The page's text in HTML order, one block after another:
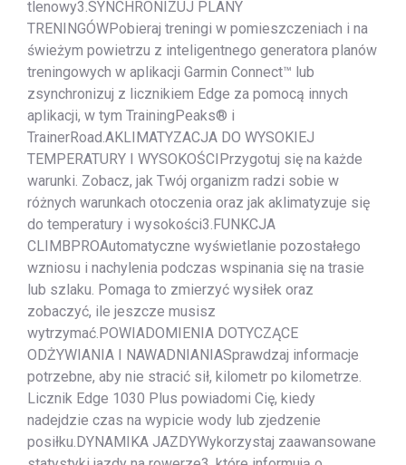
tlenowy3.SYNCHRONIZUJ PLANY
TRENINGÓWPobieraj treningi w pomieszczeniach i na
świeżym powietrzu z inteligentnego generatora planów
treningowych w aplikacji Garmin Connect™ lub
zsynchronizuj z licznikiem Edge za pomocą innych
aplikacji, w tym TrainingPeaks® i
TrainerRoad.AKLIMATYZACJA DO WYSOKIEJ
TEMPERATURY I WYSOKOŚCIPrzygotuj się na każde
warunki. Zobacz, jak Twój organizm radzi sobie w
różnych warunkach otoczenia oraz jak aklimatyzuje się
do temperatury i wysokości3.FUNKCJA
CLIMBPROAutomatyczne wyświetlanie pozostałego
wzniosu i nachylenia podczas wspinania się na trasie
lub szlaku. Pomaga to zmierzyć wysiłek oraz
zobaczyć, ile jeszcze musisz
wytrzymać.POWIADOMIENIA DOTYCZĄCE
ODŻYWIANIA I NAWADNIANIASprawdzaj informacje
potrzebne, aby nie stracić sił, kilometr po kilometrze.
Licznik Edge 1030 Plus powiadomi Cię, kiedy
nadejdzie czas na wypicie wody lub zjedzenie
posiłku.DYNAMIKA JAZDYWykorzystaj zaawansowane